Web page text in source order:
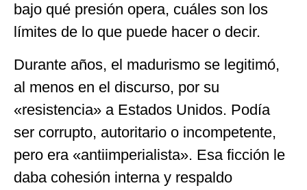
bajo qué presión opera, cuáles son los
límites de lo que puede hacer o decir.
Durante años, el madurismo se legitimó,
al menos en el discurso, por su
«resistencia» a Estados Unidos. Podía
ser corrupto, autoritario o incompetente,
pero era «antiimperialista». Esa ficción le
daba cohesión interna y respaldo